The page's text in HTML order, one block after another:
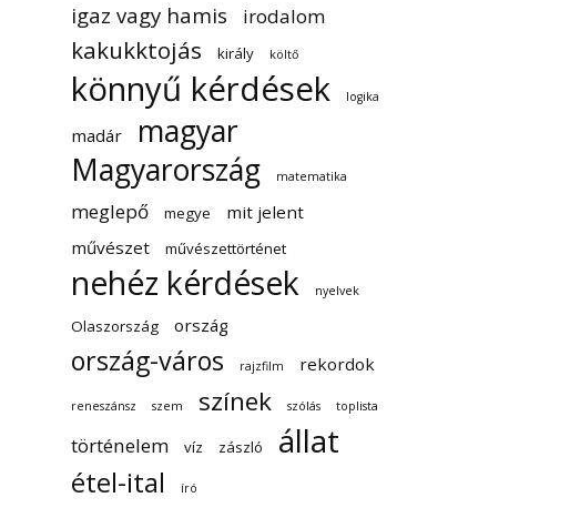
igaz vagy hamis irodalom
kakukktojás király költő
könnyű kérdések logika
madár
magyar
Magyarország
matematika
meglepő megye
mit jelent
művészet
művészettörténet
nehéz kérdések nyelvek
Olaszország ország
ország-város rajzfilm rekordok
reneszánsz szem színek szólás toplista
történelem víz zászló állat
étel-ital író